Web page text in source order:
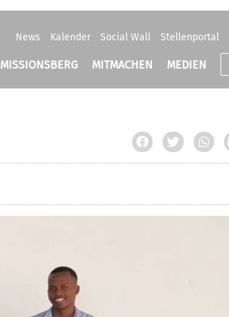
News Kalender Social Wall Stellenportal
MISSIONSBERG MITMACHEN MEDIEN